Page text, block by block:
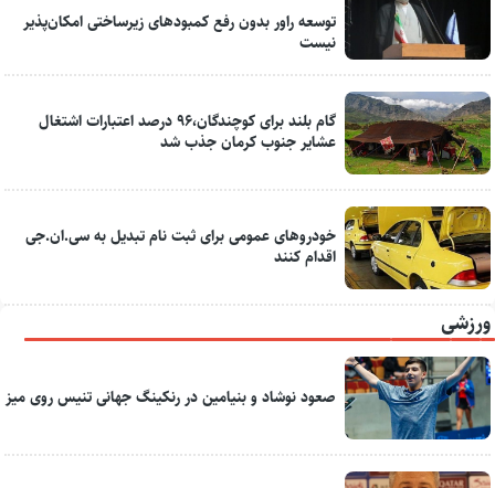
توسعه راور بدون رفع کمبودهای زیرساختی امکان‌پذیر
نیست
گام بلند برای کوچندگان،۹۶ درصد اعتبارات اشتغال
عشایر جنوب کرمان جذب شد
خودروهای عمومی برای ثبت نام تبدیل به سی.ان.جی
اقدام کنند
ورزشی
صعود نوشاد و بنیامین در رنکینگ جهانی تنیس روی میز